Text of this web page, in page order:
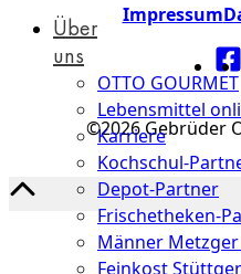
Über
uns
OTTO GOURMET
Lebensmittel
Karriere
Kochschul-
Depot-Partner
Frischetheken-
Männer
Feinkost
Impressum
©2026 Gebrüder